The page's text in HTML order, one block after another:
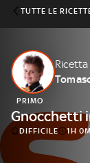
Cos’altro vedere:
PROGRAMMI SKY
Un mondo di
SKY.IT
NOW
TUTTE LE
Ricetta
PRIMO
Gnocchetti
DIFFICILE 1H 0M